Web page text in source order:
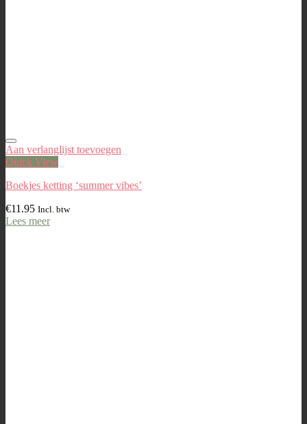
Aan verlanglijst toevoegen
Quick View
Boekjes ketting ‘summer vibes’
€11.95 Incl. btw
Lees meer